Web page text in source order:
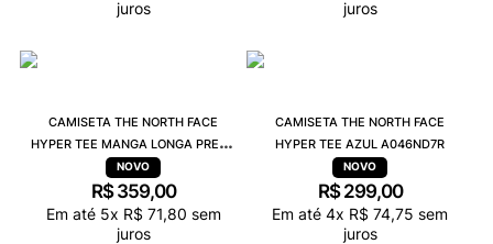
juros juros
CAMISETA THE NORTH FACE
HYPER TEE MANGA LONGA PRETO
A049NJK3
R$ 359,00
Em até 5x R$ 71,80 sem
juros
CAMISETA THE NORTH FACE
HYPER TEE AZUL A046ND7R
R$ 299,00
Em até 4x R$ 74,75 sem
juros